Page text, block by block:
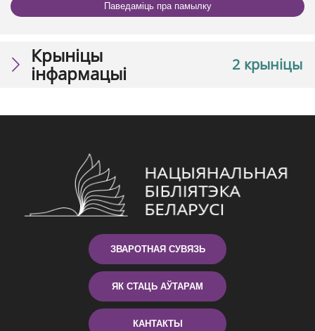
Паведаміць пра памылку
2 крыніцы
Крыніцы
інфармацыі
ЗВАРОТНАЯ СУВЯЗЬ
ЯК СТАЦЬ АЎТАРАМ
КАНТАКТЫ